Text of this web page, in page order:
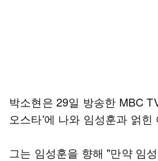
박소현은 29일 방송한 MBC
오스타'에 나와 임성훈과 얽힌
그는 임성훈을 향해 "만약 임